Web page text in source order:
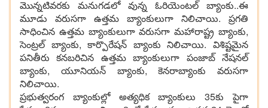
మొన్న‌టివ‌ర‌కు మ‌నుగ‌డ‌లో వున్న ఓరియెంటల్ బ్యాంకు..ఈ
మూడు వ‌రుస‌గా ఉత్త‌మ బ్యాంకులుగా నిలిచాయి. ప్ర‌గ‌తి
సాధించిన ఉత్త‌మ బ్యాంకులుగా వ‌రుస‌గా మ‌హారాష్ట్ర బ్యాంకు,
సెంట్ర‌ల్ బ్యాంకు, కార్పొరేష‌న్ బ్యాంకు నిలిచాయి. విశిష్ట‌మైన
ప‌నితీరు క‌న‌బరిచిన‌ ఉత్త‌మ బ్యాంకులుగా పంజాబ్ నేష‌న‌ల్
బ్యాంకు, యూనియ‌న్ బ్యాంకు, కెన‌రాబ్యాంకు వ‌రుస‌గా
నిలిచాయి.
ప్ర‌భుత్వ‌రంగ బ్యాంకుల్లో అత్య‌ధిక బ్యాంకులు 35కు పైగా